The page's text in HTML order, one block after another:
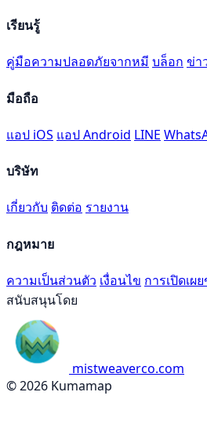
เรียนรู้
คู่มือความปลอดภัยจากหมี บล็อก ข่า
มือถือ
แอป iOS แอป Android LINE
บริษัท
เกี่ยวกับ ติดต่อ รายงาน
กฎหมาย
ความเป็นส่วนตัว เงื่อนไข การเปิดเ
สนับสนุนโดย
mistweaverco.com
© 2026 Kumamap